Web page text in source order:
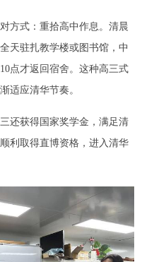
方式：重拾高中作息。清晨
天驻扎教学楼或图书馆，中
点才返回宿舍。这种高三式
适应清华节奏。
还获得国家奖学金，满足清
利取得直博资格，进入清华